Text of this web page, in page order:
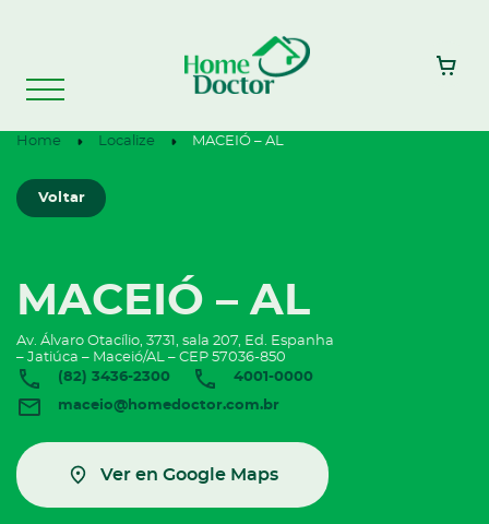
Home Localize MACEIÓ – AL
Voltar
MACEIÓ – AL
Av. Álvaro Otacílio, 3731, sala 207, Ed. Espanha
– Jatiúca – Maceió/AL – CEP 57036-850
(82) 3436-2300
4001-0000
maceio@homedoctor.com.br
Ver en Google Maps